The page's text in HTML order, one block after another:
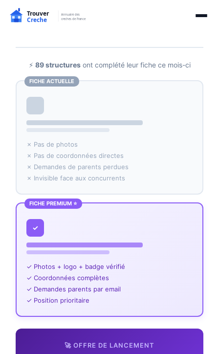
⚡ 89 structuresont complété leur fiche ce mois-ci
FICHE ACTUELLE
✗ Pas de photos
✗ Pas de coordonnées directes
✗ Demandes de parents perdues
✗ Invisible face aux concurrents
FICHE PREMIUM ⭐
✓
✓ Photos + logo + badge vérifié
✓ Coordonnées complètes
✓ Demandes parents par email
✓ Position prioritaire
🚀 OFFRE DE LANCEMENT